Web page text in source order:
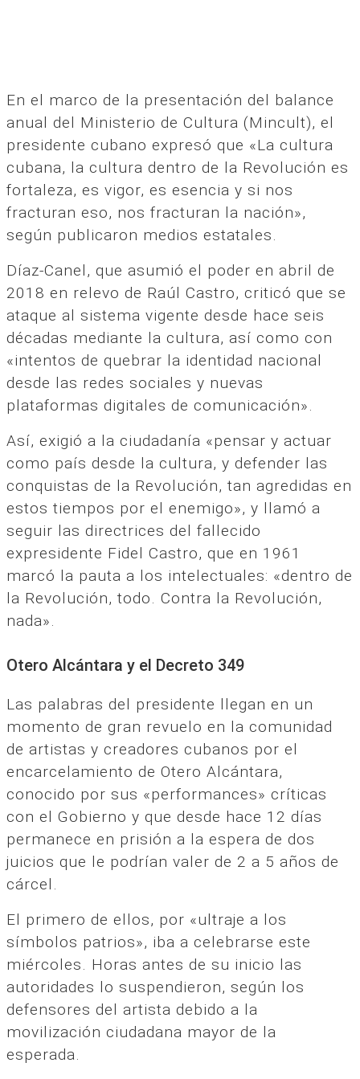
En el marco de la presentación del balance
anual del Ministerio de Cultura (Mincult), el
presidente cubano expresó que «La cultura
cubana, la cultura dentro de la Revolución es
fortaleza, es vigor, es esencia y si nos
fracturan eso, nos fracturan la nación»,
según publicaron medios estatales.
Díaz-Canel, que asumió el poder en abril de
2018 en relevo de Raúl Castro, criticó que se
ataque al sistema vigente desde hace seis
décadas mediante la cultura, así como con
«intentos de quebrar la identidad nacional
desde las redes sociales y nuevas
plataformas digitales de comunicación».
Así, exigió a la ciudadanía «pensar y actuar
como país desde la cultura, y defender las
conquistas de la Revolución, tan agredidas en
estos tiempos por el enemigo», y llamó a
seguir las directrices del fallecido
expresidente Fidel Castro, que en 1961
marcó la pauta a los intelectuales: «dentro de
la Revolución, todo. Contra la Revolución,
nada».
Otero Alcántara y el Decreto 349
Las palabras del presidente llegan en un
momento de gran revuelo en la comunidad
de artistas y creadores cubanos por el
encarcelamiento de Otero Alcántara,
conocido por sus «performances» críticas
con el Gobierno y que desde hace 12 días
permanece en prisión a la espera de dos
juicios que le podrían valer de 2 a 5 años de
cárcel.
El primero de ellos, por «ultraje a los
símbolos patrios», iba a celebrarse este
miércoles. Horas antes de su inicio las
autoridades lo suspendieron, según los
defensores del artista debido a la
movilización ciudadana mayor de la
esperada.